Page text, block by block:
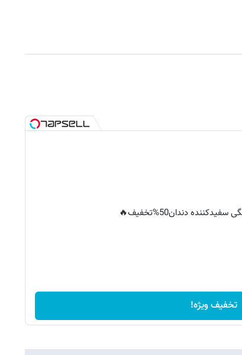
دندان50%تخفیف🔥
تخفیف ویژه!